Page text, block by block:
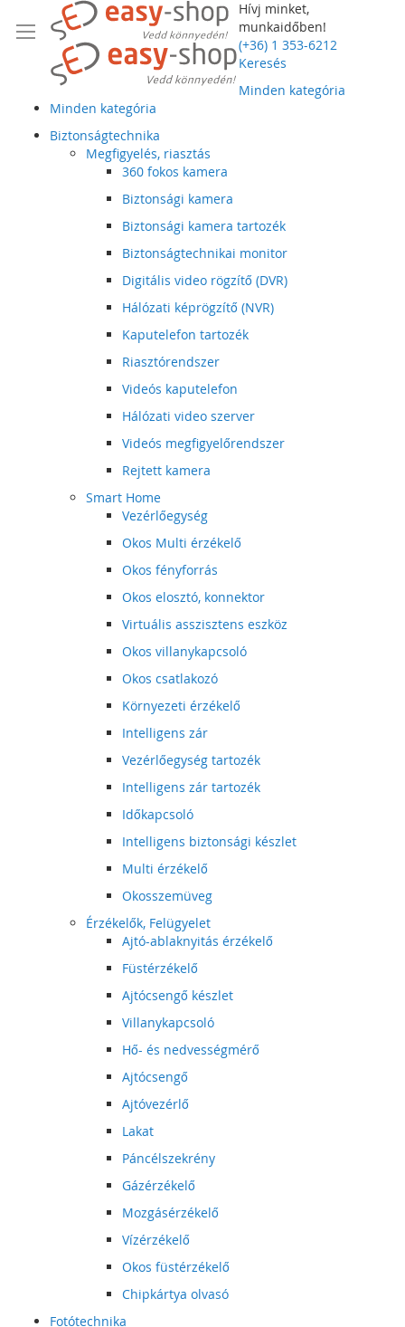
Hívj minket,
munkaidőben!
(+36) 1 353-6212
Keresés
Minden kategória
Minden kategória
Biztonságtechnika
Megfigyelés, riasztás
360 fokos kamera
Biztonsági kamera
Biztonsági kamera tartozék
Biztonságtechnikai monitor
Digitális video rögzítő (DVR)
Hálózati képrögzítő (NVR)
Kaputelefon tartozék
Riasztórendszer
Videós kaputelefon
Hálózati video szerver
Videós megfigyelőrendszer
Rejtett kamera
Smart Home
Vezérlőegység
Okos Multi érzékelő
Okos fényforrás
Okos elosztó, konnektor
Virtuális asszisztens eszköz
Okos villanykapcsoló
Okos csatlakozó
Környezeti érzékelő
Intelligens zár
Vezérlőegység tartozék
Intelligens zár tartozék
Időkapcsoló
Intelligens biztonsági készlet
Multi érzékelő
Okosszemüveg
Érzékelők, Felügyelet
Ajtó-ablaknyitás érzékelő
Füstérzékelő
Ajtócsengő készlet
Villanykapcsoló
Hő- és nedvességmérő
Ajtócsengő
Ajtóvezérlő
Lakat
Páncélszekrény
Gázérzékelő
Mozgásérzékelő
Vízérzékelő
Okos füstérzékelő
Chipkártya olvasó
Fotótechnika